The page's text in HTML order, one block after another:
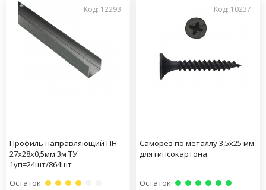
Код: 12293
Профиль направляющий ПН
27х28х0,5мм 3м ТУ
1уп=24шт/864шт
Остаток
Код: 10237
Саморез по металлу 3,5х25 мм
для гипсокартона
Остаток